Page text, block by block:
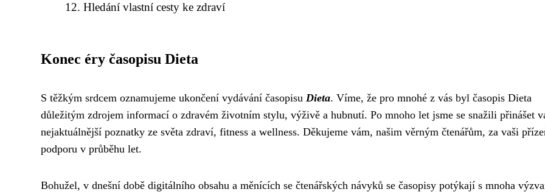
Hledání vlastní cesty ke zdraví
Konec éry časopisu Dieta
S těžkým srdcem oznamujeme ukončení vydávání časopisu Dieta. Víme, že pro mnohé z vás byl časopis Dieta
důležitým zdrojem informací o zdravém životním stylu, výživě a hubnutí. Po mnoho let jsme se snažili přinášet
nejaktuálnější poznatky ze světa zdraví, fitness a wellness. Děkujeme vám, našim věrným čtenářům, za vaši
podporu v průběhu let.
Bohužel, v dnešní době digitálního obsahu a měnících se čtenářských návyků se časopisy potýkají s mnoha